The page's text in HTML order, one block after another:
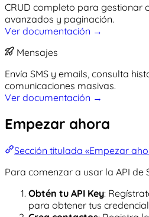
CRUD completo para gestionar
avanzados y paginación.
Ver documentación →
Mensajes
Envía SMS y emails, consulta
comunicaciones masivas.
Ver documentación →
Empezar ahora
Sección titulada «Empezar
Para comenzar a usar la API de
Obtén tu API Key:
para obtener tus